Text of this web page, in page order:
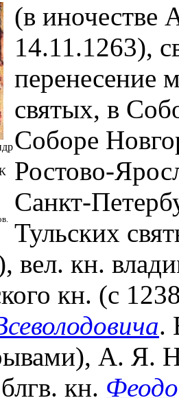
(в иночестве
14.11.1263),
перенесение
святых, в
Соборе
Ростово-
Санкт-
Тульских
вел. кн.
кн. (с
.
А. Я.
кн.